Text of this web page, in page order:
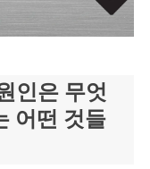
인은 무엇
어떤 것들